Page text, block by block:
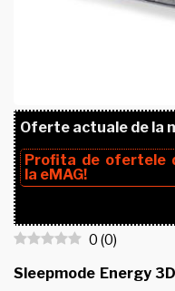
Oferte actuale de la
Profita de ofertele
la eMAG!
0 (0)
Sleepmode Energy